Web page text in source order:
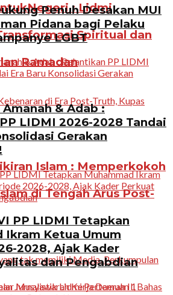
: Lidmi
Spiritual dan
Ramadan
Islam : Memperkokoh
di Tengah Arus Post-
Penuh Desakan MUI
Pidana bagi Pelaku
LGBT
& Adab :
LIDMI 2026-2028 Tandai
Gerakan
PP LIDMI Tetapkan
Ikram Ketua Umum
2028, Ajak Kader
dan Pengabdian